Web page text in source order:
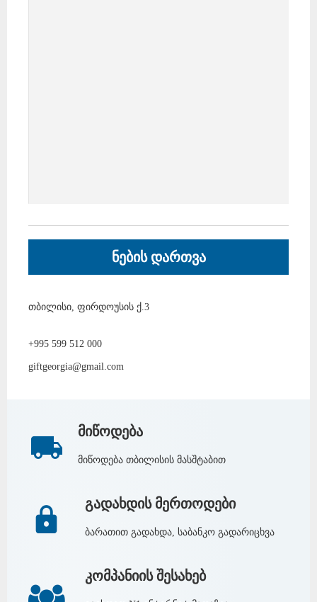
თბილისი, ფირდოუსის ქ.3
+995 599 512 000
giftgeorgia@gmail.com
მიწოდება
მიწოდება თბილისის მასშტაბით
გადახდის მერთოდები
ბარათით გადახდა, საბანკო გადარიცხვა
კომპანიის შესახებ